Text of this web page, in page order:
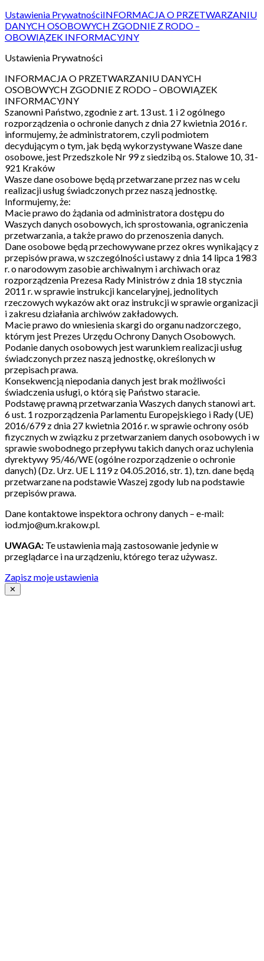
Ustawienia PrywatnościINFORMACJA O PRZETWARZANIU
DANYCH OSOBOWYCH ZGODNIE Z RODO –
OBOWIĄZEK INFORMACYJNY
Ustawienia Prywatności
INFORMACJA O PRZETWARZANIU DANYCH
OSOBOWYCH ZGODNIE Z RODO – OBOWIĄZEK
INFORMACYJNY
Szanowni Państwo, zgodnie z art. 13 ust. 1 i 2 ogólnego
rozporządzenia o ochronie danych z dnia 27 kwietnia 2016 r.
informujemy, że administratorem, czyli podmiotem
decydującym o tym, jak będą wykorzystywane Wasze dane
osobowe, jest Przedszkole Nr 99 z siedzibą os. Stalowe 10, 31-
921 Kraków
Wasze dane osobowe będą przetwarzane przez nas w celu
realizacji usług świadczonych przez naszą jednostkę.
Informujemy, że:
Macie prawo do żądania od administratora dostępu do
Waszych danych osobowych, ich sprostowania, ograniczenia
przetwarzania, a także prawo do przenoszenia danych.
Dane osobowe będą przechowywane przez okres wynikający z
przepisów prawa, w szczególności ustawy z dnia 14 lipca 1983
r. o narodowym zasobie archiwalnym i archiwach oraz
rozporządzenia Prezesa Rady Ministrów z dnia 18 stycznia
2011 r. w sprawie instrukcji kancelaryjnej, jednolitych
rzeczowych wykazów akt oraz instrukcji w sprawie organizacji
i zakresu działania archiwów zakładowych.
Macie prawo do wniesienia skargi do organu nadzorczego,
którym jest Prezes Urzędu Ochrony Danych Osobowych.
Podanie danych osobowych jest warunkiem realizacji usług
świadczonych przez naszą jednostkę, określonych w
przepisach prawa.
Konsekwencją niepodania danych jest brak możliwości
świadczenia usługi, o którą się Państwo staracie.
Podstawę prawną przetwarzania Waszych danych stanowi art.
6 ust. 1 rozporządzenia Parlamentu Europejskiego i Rady (UE)
2016/679 z dnia 27 kwietnia 2016 r. w sprawie ochrony osób
fizycznych w związku z przetwarzaniem danych osobowych i w
sprawie swobodnego przepływu takich danych oraz uchylenia
dyrektywy 95/46/WE (ogólne rozporządzenie o ochronie
danych) (Dz. Urz. UE L 119 z 04.05.2016, str. 1), tzn. dane będą
przetwarzane na podstawie Waszej zgody lub na podstawie
przepisów prawa.
Dane kontaktowe inspektora ochrony danych – e-mail:
iod.mjo@um.krakow.pl.
UWAGA: Te ustawienia mają zastosowanie jedynie w
przeglądarce i na urządzeniu, którego teraz używasz.
Zapisz moje ustawienia
✕